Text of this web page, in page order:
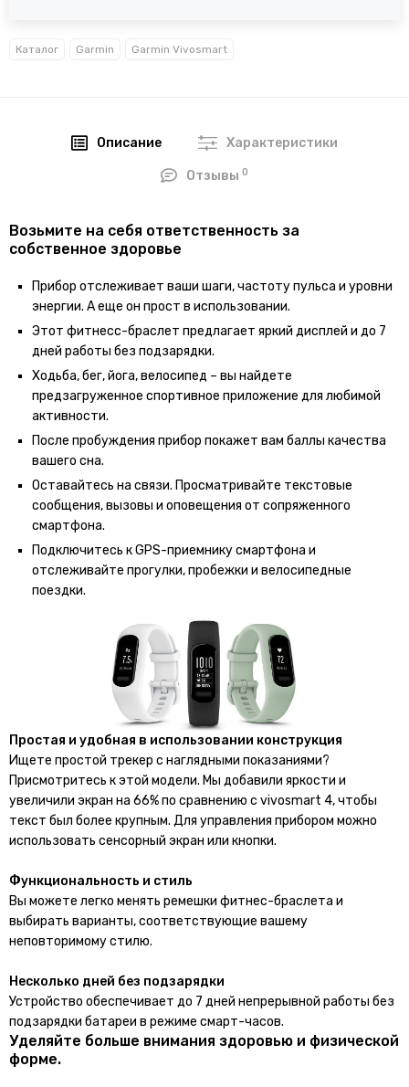
Каталог Garmin Garmin Vivosmart
Описание Характеристики
Отзывы0
Возьмите на себя ответственность за
собственное здоровье
Прибор отслеживает ваши шаги, частоту пульса и уровни
энергии. А еще он прост в использовании.
Этот фитнесс-браслет предлагает яркий дисплей и до 7
дней работы без подзарядки.
Ходьба, бег, йога, велосипед – вы найдете
предзагруженное спортивное приложение для любимой
активности.
После пробуждения прибор покажет вам баллы качества
вашего сна.
Оставайтесь на связи. Просматривайте текстовые
сообщения, вызовы и оповещения от сопряженного
смартфона.
Подключитесь к GPS-приемнику смартфона и
отслеживайте прогулки, пробежки и велосипедные
поездки.
Простая и удобная в использовании конструкция
Ищете простой трекер с наглядными показаниями?
Присмотритесь к этой модели. Мы добавили яркости и
увеличили экран на 66% по сравнению с vivosmart 4, чтобы
текст был более крупным. Для управления прибором можно
использовать сенсорный экран или кнопки.
Функциональность и стиль
Вы можете легко менять ремешки фитнес-браслета и
выбирать варианты, соответствующие вашему
неповторимому стилю.
Несколько дней без подзарядки
Устройство обеспечивает до 7 дней непрерывной работы без
подзарядки батареи в режиме смарт-часов.
Уделяйте больше внимания здоровью и физической
форме.